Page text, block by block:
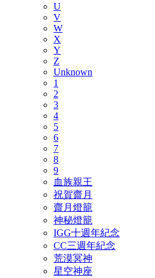
U
V
W
X
Y
Z
Unknown
1
2
3
4
5
6
7
8
9
血族親王
祝賀齋月
齋月燈籠
神秘燈籠
IGG十週年紀念
CC三週年紀念
荒漠冥神
星空神座